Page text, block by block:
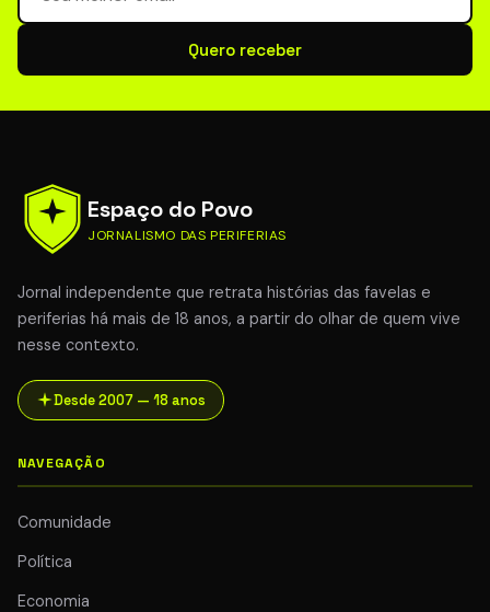
Quero receber
Espaço do Povo
JORNALISMO DAS PERIFERIAS
Jornal independente que retrata histórias das favelas e
periferias há mais de 18 anos, a partir do olhar de quem vive
nesse contexto.
Desde 2007 — 18 anos
NAVEGAÇÃO
Comunidade
Política
Economia